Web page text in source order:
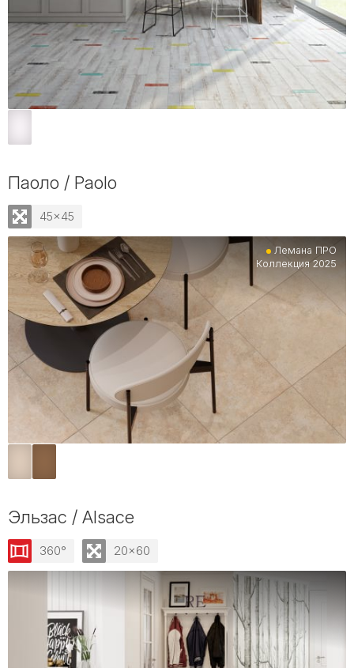
Паоло / Paolo
45x45
Лемана ПРО
Коллекция 2025
Эльзас / Alsace
360° 20x60